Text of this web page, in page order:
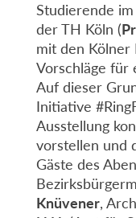
Studierende
der TH Köln (
mit den Kölner
Vorschläge für
Auf dieser
Initiative
Ausstellung
vorstellen und
Gäste des
Knüvener,